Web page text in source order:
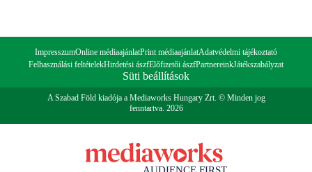
ImpresszumOnline médiaajánlatPrint médiaajánlatAdatvédelmi tájékoztató
Felhasználási feltételekHirdetési ászfElőfizetői ászfPartnereinkJátékszabályzat
Süti beállítások
A Szabad Föld kiadója a Mediaworks Hungary Zrt. © Minden jog
fenntartva. 2026